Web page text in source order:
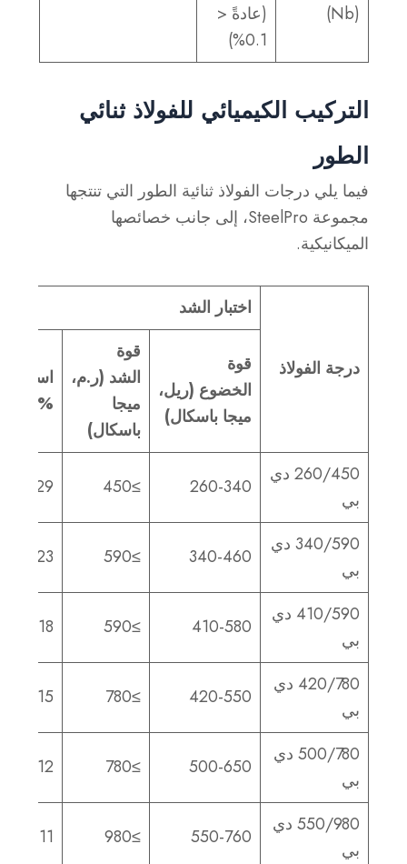
(Nb)
(عادةً <
0.1%)
التركيب الكيميائي للفولاذ ثنائي
الطور
فيما يلي درجات الفولاذ ثنائية الطور التي تنتجها
مجموعة SteelPro، إلى جانب خصائصها
الميكانيكية.
درجة الفولاذ
اختبار الشد
قوة
الخضوع (ريل،
ميجا باسكال)
قوة
الشد (ر.م،
ميجا
باسكال)
%)
260/450 دي
بي
260-340
≥450
29
340/590 دي
بي
340-460
≥590
23
410/590 دي
بي
410-580
≥590
18
420/780 دي
بي
420-550
≥780
15
500/780 دي
بي
500-650
≥780
12
550/980 دي
بي
550-760
≥980
11